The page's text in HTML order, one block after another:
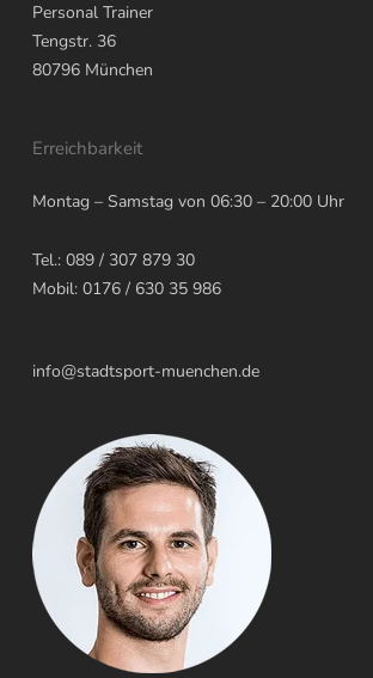
Personal Trainer
Tengstr. 36
80796 München
Erreichbarkeit
Montag – Samstag von 06:30 – 20:00 Uhr
Tel.: 089 / 307 879 30
Mobil: 0176 / 630 35 986
info@stadtsport-muenchen.de